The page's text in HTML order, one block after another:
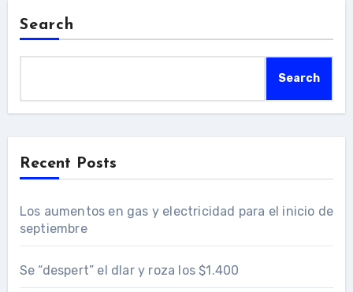
Search
Search
Recent Posts
Los aumentos en gas y electricidad para el inicio de
septiembre
Se “despert” el dlar y roza los $1.400